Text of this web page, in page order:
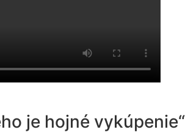
je hojné vykúpenie“